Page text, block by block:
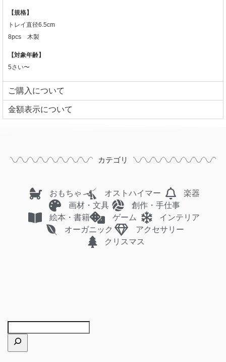
【規格】
トレイ直径6.5cm
8pcs 木製
【対象年齢】
5さい〜
ご購入について
⾦額表⽰について
カテゴリ
おもちゃ オストハイマー
楽器
画材・文具
創作・手仕事
絵本・書籍
ゲーム
インテリア
オーガニック
アクセサリー
クリスマス